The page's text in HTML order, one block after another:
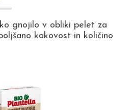
gnojilo v obliki pelet za
kakovost in količino